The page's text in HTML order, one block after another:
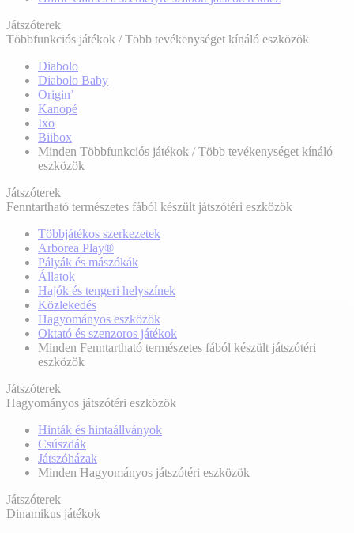
Játszóterek
Többfunkciós játékok / Több tevékenységet kínáló eszközök
Diabolo
Diabolo Baby
Origin’
Kanopé
Ixo
Biibox
Minden Többfunkciós játékok / Több tevékenységet kínáló
eszközök
Játszóterek
Fenntartható természetes fából készült játszótéri eszközök
Többjátékos szerkezetek
Arborea Play®
Pályák és mászókák
Állatok
Hajók és tengeri helyszínek
Közlekedés
Hagyományos eszközök
Oktató és szenzoros játékok
Minden Fenntartható természetes fából készült játszótéri
eszközök
Játszóterek
Hagyományos játszótéri eszközök
Hinták és hintaállványok
Csúszdák
Játszóházak
Minden Hagyományos játszótéri eszközök
Játszóterek
Dinamikus játékok